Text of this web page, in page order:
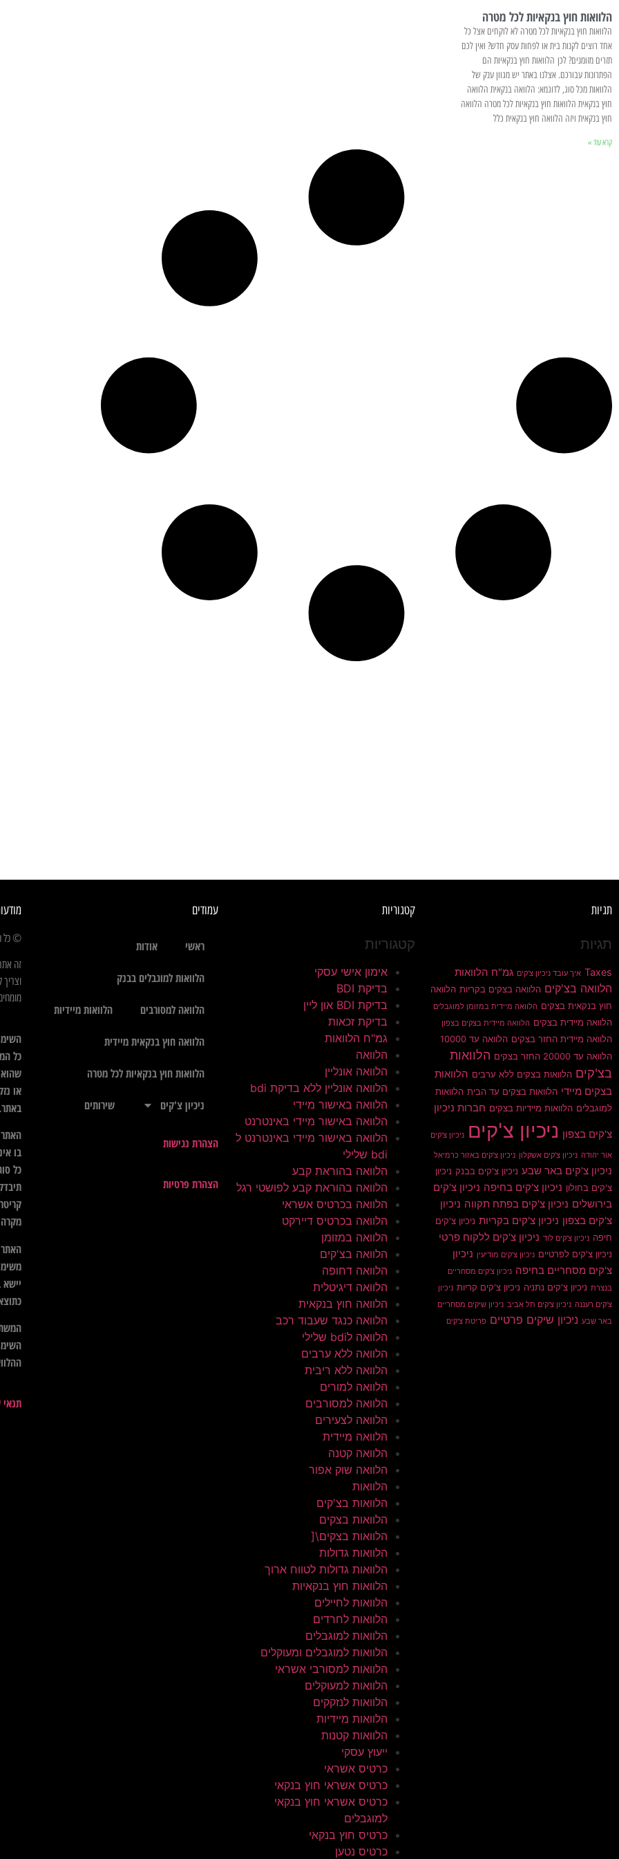
הלוואות חוץ בנקאיות לכל מטרה
הלוואות חוץ בנקאיות לכל מטרה לא לוקחים אצל כל
אחד רוצים לקנות בית או לפחות עסק חדש? ואין לכם
תזרים מזומנים? לכן הלוואות חוץ בנקאיות הם
הפתרונות עבורכם. אצלנו באתר יש מגוון ענק של
הלוואות מכל סוג, לדוגמא: הלוואה בנקאית הלוואה
חוץ בנקאית הלוואות חוץ בנקאיות לכל מטרה הלוואה
חוץ בנקאית ויזה הלוואה חוץ בנקאית כלל
קרא עוד »
תגיות
תגיות
Taxes איך עובד ניכיון צ'קים גמ"ח הלוואות
הלוואה בצ'קים הלוואה בצקים בקריות הלוואה
חוץ בנקאית בצקים הלוואה מיידית במזומן למוגבלים
הלוואה מיידית בצקים הלוואה מיידית בצקים בצפון
הלוואה מיידית החזר בצקים הלוואה עד 10000
הלוואה עד 20000 החזר בצקים
הלוואות
בצ'קים הלוואות בצקים ללא ערבים הלוואות
בצקים מיידי הלוואות בצקים עד הבית הלוואות
למוגבלים הלוואות מיידיות בצקים חברות ניכיון
צ'קים בצפון ניכיון צ'קים ניכיון צ'קים
אור יהודה ניכיון צ'קים אשקלון ניכיון צ'קים באזור כרמיאל
ניכיון צ'קים באר שבע ניכיון צ'קים בבנק ניכיון
צ'קים בחולון ניכיון צ'קים בחיפה ניכיון צ'קים
בירושלים ניכיון צ'קים בפתח תקווה ניכיון
צ'קים בצפון ניכיון צ'קים בקריות ניכיון צ'קים
חיפה ניכיון צ'קים לוד ניכיון צ'קים ללקוח פרטי
ניכיון צ'קים לפרטיים ניכיון צ'קים מודיעין ניכיון
צ'קים מסחריים בחיפה ניכיון צ'קים מסחריים
בנצרת ניכיון צ'קים נתניה ניכיון צ'קים קריות ניכיון
צ'קים רעננה ניכיון צ'קים תל אביב ניכיון שיקים מסחריים
באר שבע ניכיון שיקים פרטיים פריטת צ'קים
קטגוריות
קטגוריות
אימון אישי עסקי
בדיקת BDI
בדיקת BDI און ליין
בדיקת זכאות
גמ"ח הלוואות
הלוואה
הלוואה אונליין
הלוואה אונליין ללא בדיקת bdi
הלוואה באישור מיידי
הלוואה באישור מיידי באינטרנט
הלוואה באישור מיידי באינטרנט ל
bdi שלילי
הלוואה בהוראת קבע
הלוואה בהוראת קבע לפושטי רגל
הלוואה בכרטיס אשראי
הלוואה בכרטיס דיירקט
הלוואה במזומן
הלוואה בצ'קים
הלוואה דחופה
הלוואה דיגיטלית
הלוואה חוץ בנקאית
הלוואה כנגד שעבוד רכב
הלוואה לbdi שלילי
הלוואה ללא ערבים
הלוואה ללא ריבית
הלוואה למורים
הלוואה למסורבים
הלוואה לצעירים
הלוואה מיידית
הלוואה קטנה
הלוואה שוק אפור
הלוואות
הלוואות בצ'קים
הלוואות בצקים
הלוואות בצקים\[
הלוואות גדולות
הלוואות גדולות לטווח ארוך
הלוואות חוץ בנקאיות
הלוואות לחיילים
הלוואות לחרדים
הלוואות למוגבלים
הלוואות למוגבלים ומעוקלים
הלוואות למסורבי אשראי
הלוואות למעוקלים
הלוואות לנזקקים
הלוואות מיידיות
הלוואות קטנות
ייעוץ עסקי
כרטיס אשראי
כרטיס אשראי חוץ בנקאי
כרטיס אשראי חוץ בנקאי
למוגבלים
כרטיס חוץ בנקאי
כרטיס נטען
עמודים
ראשי אודות
הלוואות למוגבלים בבנק
הלוואה למסורבים הלוואות מיידיות
הלוואה חוץ בנקאית מיידית
הלוואות חוץ בנקאיות לכל מטרה
ניכיון צ'קים שירותים
הצהרת נגישות
הצהרת פרטיות
© כל
זה
כל
או
האתר
בו
כל
מקרה
האתר